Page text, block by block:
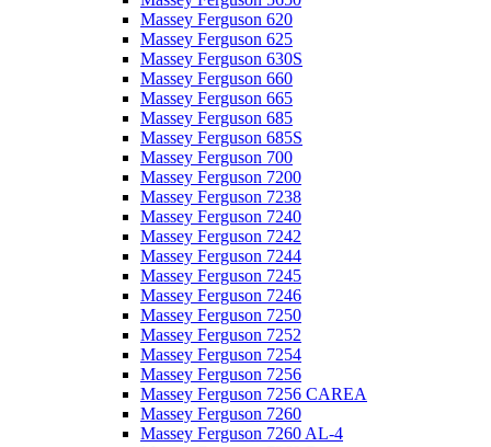
Massey Ferguson 620
Massey Ferguson 625
Massey Ferguson 630S
Massey Ferguson 660
Massey Ferguson 665
Massey Ferguson 685
Massey Ferguson 685S
Massey Ferguson 700
Massey Ferguson 7200
Massey Ferguson 7238
Massey Ferguson 7240
Massey Ferguson 7242
Massey Ferguson 7244
Massey Ferguson 7245
Massey Ferguson 7246
Massey Ferguson 7250
Massey Ferguson 7252
Massey Ferguson 7254
Massey Ferguson 7256
Massey Ferguson 7256 CAREA
Massey Ferguson 7260
Massey Ferguson 7260 AL-4